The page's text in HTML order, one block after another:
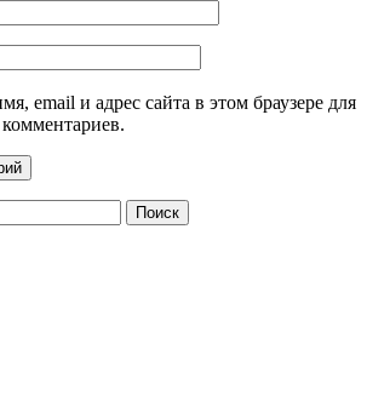
email и адрес сайта в этом браузере для